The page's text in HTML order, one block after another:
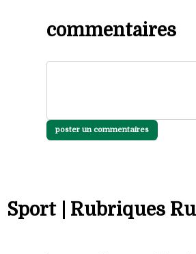
commentaires
poster un commentaires
Sport | Rubriques